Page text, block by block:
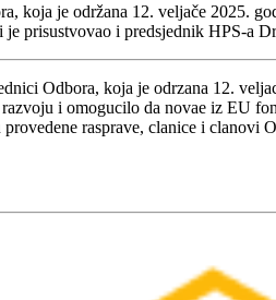
koja je održana 12. veljače 2025.
prisustvovao i predsjednik HPS-a
Odbora, koja je odrzana 12.
i omogucilo da novae iz EU
rasprave, clanice i